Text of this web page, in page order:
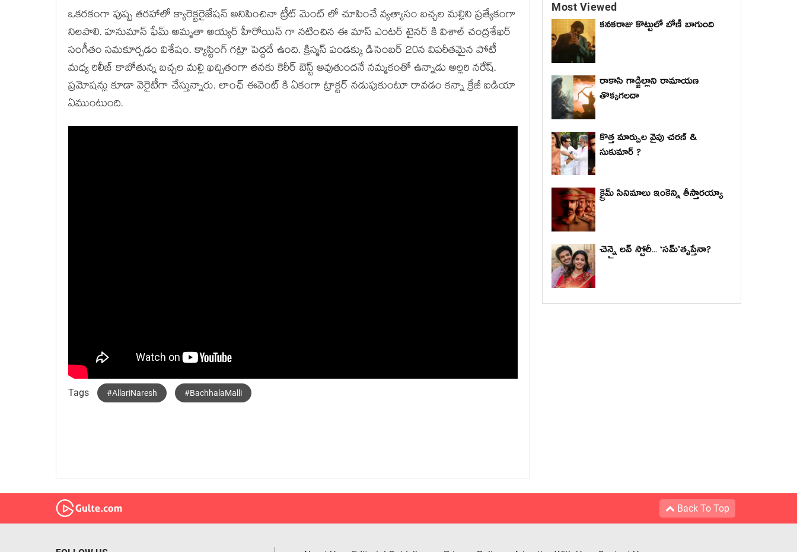
ఒకరకంగా పుష్ప తరహాలో క్యారెక్టరైజేషన్ అనిపించినా ట్రీట్ మెంట్ లో చూపించే వ్యత్యాసం బచ్చల మల్లిని ప్రత్యేకంగా
నిలపాలి. హనుమాన్ ఫేమ్ అమృతా అయ్యర్ హీరోయిన్ గా నటించిన ఈ మాస్ ఎంటర్ టైనర్ కి విశాల్ చంద్రశేఖర్
సంగీతం సమకూర్చడం విశేషం. క్యాస్టింగ్ గట్రా పెద్దదే ఉంది. క్రిస్మస్ పండక్కు డిసెంబర్ 20న విపరీతమైన పోటీ
మధ్య రిలీజ్ కాబోతున్న బచ్చల మల్లి ఖచ్చితంగా తనకు కెరీర్ బెస్ట్ అవుతుందనే నమ్మకంతో ఉన్నాడు అల్లరి నరేష్.
ప్రమోషన్లు కూడా వెరైటీగా చేస్తున్నారు. లాంఛ్ ఈవెంట్ కి ఏకంగా ట్రాక్టర్ నడుపుకుంటూ రావడం కన్నా క్రేజీ ఐడియా
ఏముంటుంది.
Tags #AllariNaresh #BachhalaMalli
Most Viewed
కనకరాజు కొట్టులో బోణీ బాగుంది
రాకాసి గాడ్జిల్లాని రామాయణ
తొక్కగలదా
కొత్త మార్పుల వైపు చరణ్ &
సుకుమార్ ?
క్రైమ్ సినిమాలు ఇంకెన్ని తీస్తారయ్యా
చెన్నై లవ్ స్టోరీ... ‘సమ్’తృప్తేనా?
Back To Top